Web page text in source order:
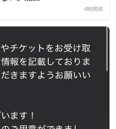
4時間前